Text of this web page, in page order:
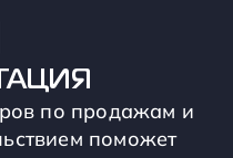
по продажам и
поможет